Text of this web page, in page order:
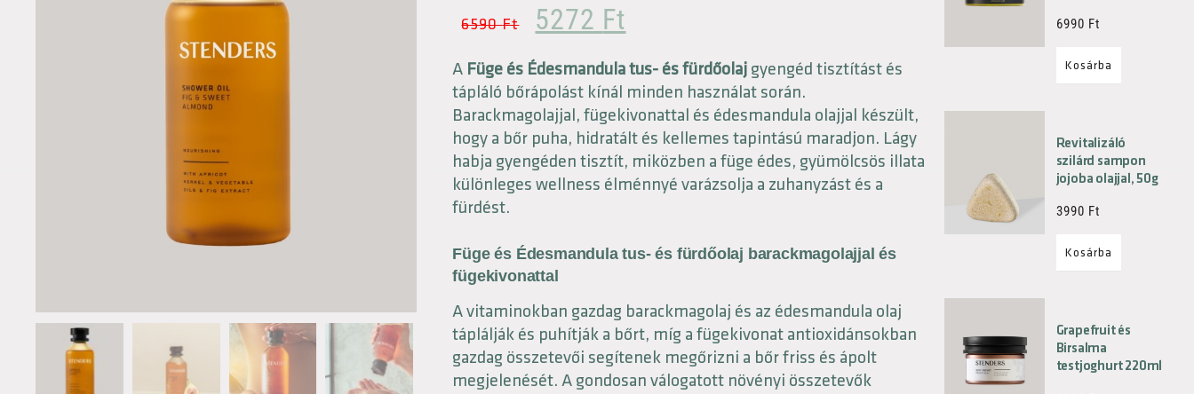
6590Ft 5272 Ft
A Füge és Édesmandula tus- és fürdőolaj gyengéd tisztítást és
tápláló bőrápolást kínál minden használat során.
Barackmagolajjal, fügekivonattal és édesmandula olajjal készült,
hogy a bőr puha, hidratált és kellemes tapintású maradjon. Lágy
habja gyengéden tisztít, miközben a füge édes, gyümölcsös illata
különleges wellness élménnyé varázsolja a zuhanyzást és a
fürdést.
Füge és Édesmandula tus- és fürdőolaj barackmagolajjal és
fügekivonattal
A vitaminokban gazdag barackmagolaj és az édesmandula olaj
táplálják és puhítják a bőrt, míg a fügekivonat antioxidánsokban
gazdag összetevői segítenek megőrizni a bőr friss és ápolt
megjelenését. A gondosan válogatott növényi összetevők
6990 Ft
Kosárba
Revitalizáló
szilárd sampon
jojoba olajjal, 50g
3990 Ft
Kosárba
Grapefruit és
Birsalma
testjoghurt 220ml